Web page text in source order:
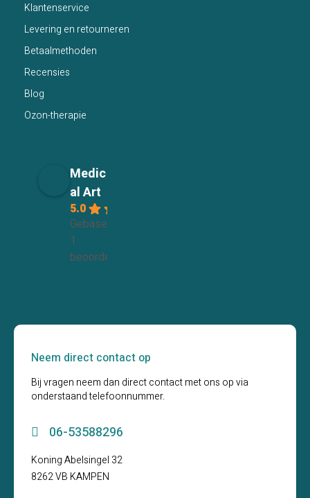
Klantenservice
Levering en retourneren
Betaalmethoden
Recensies
Blog
Ozon-therapie
Medic
al Art
5.0
Gebaseerd op
1
beoordelingen
Neem direct contact op
Bij vragen neem dan direct contact met ons op via
onderstaand telefoonnummer.
06-53588296
Koning Abelsingel 32
8262 VB KAMPEN